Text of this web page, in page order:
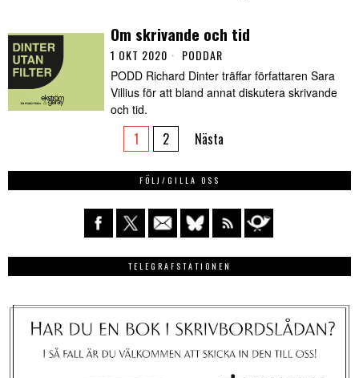
Om skrivande och tid
1 OKT 2020 PODDAR
PODD Richard Dinter träffar författaren Sara
Villius för att bland annat diskutera skrivande
och tid.
1 2 Nästa
FÖLJ/GILLA OSS
TELEGRAFSTATIONEN